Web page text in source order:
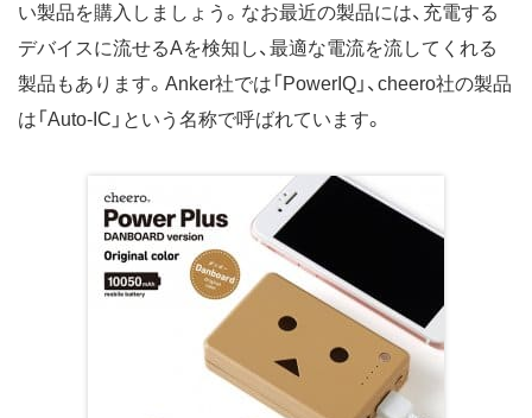
い製品を購入しましょう。なお最近の製品には、充電する
デバイスに流せるAを検知し、最適な電流を流してくれる
製品もあります。Anker社では「PowerIQ」、cheero社の製品
は「Auto-IC」という名称で呼ばれています。